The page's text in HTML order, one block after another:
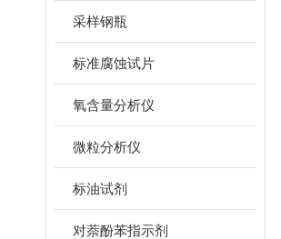
采样钢瓶
标准腐蚀试片
氧含量分析仪
微粒分析仪
标油试剂
对萘酚苯指示剂